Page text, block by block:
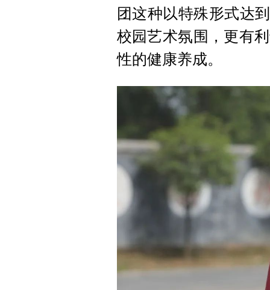
团这种以特殊形式达
校园艺术氛围，更有
性的健康养成。